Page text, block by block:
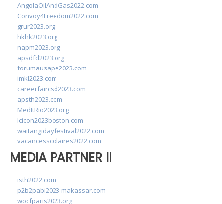
AngolaOilAndGas2022.com
Convoy4Freedom2022.com
grur2023.org
hkhk2023.org
napm2023.org
apsdfd2023.org
forumausape2023.com
imkl2023.com
careerfaircsd2023.com
apsth2023.com
MedItRio2023.org
lcicon2023boston.com
waitangidayfestival2022.com
vacancesscolaires2022.com
MEDIA PARTNER II
isth2022.com
p2b2pabi2023-makassar.com
wocfparis2023.org